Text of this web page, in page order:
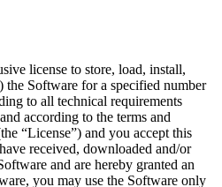
license to store, load, install,
the Software for a specified number
to all technical requirements
according to the terms and
“License”) and you accept this
received, downloaded and/or
and are hereby granted an
you may use the Software only